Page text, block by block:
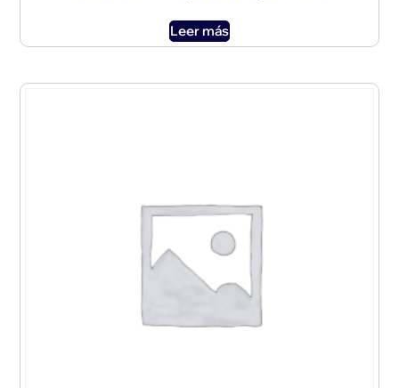
Leer más